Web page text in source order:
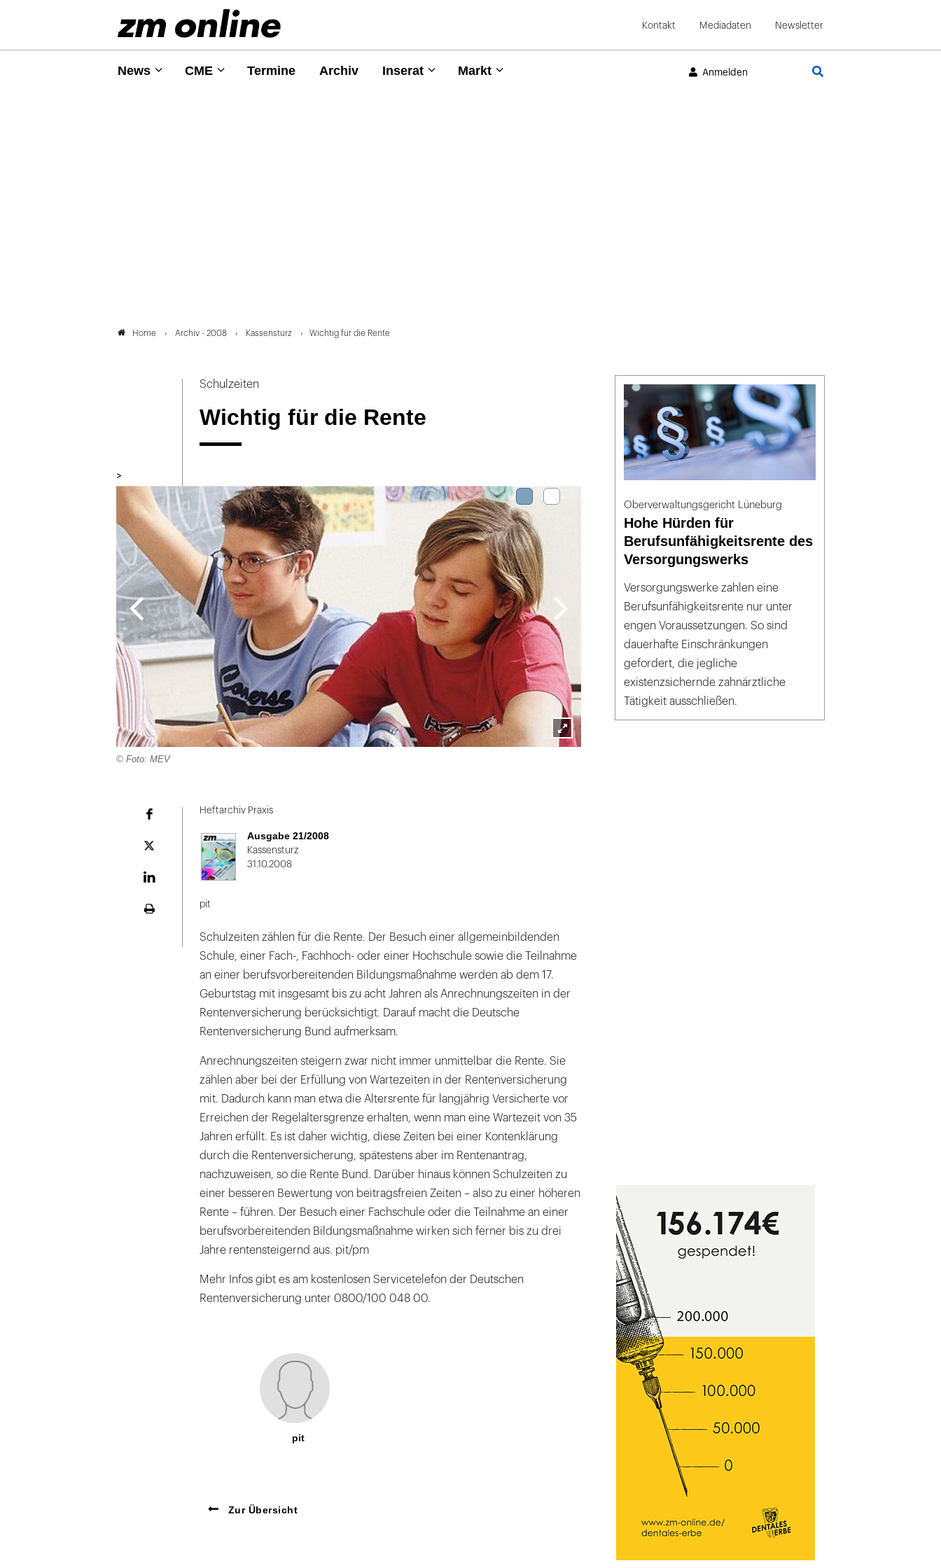
Kontakt Mediadaten Newsletter
News CME Termine Archiv Inserat Markt Anmelden
Home Archiv - 2008 Kassensturz Wichtig für die Rente
Schulzeiten
Wichtig für die Rente
>
Lightbox
© Foto: MEV
Plattform
Heftarchiv Praxis
Ausgabe 21/2008
Kassensturz
31.10.2008
pit
Schulzeiten zählen für die Rente. Der Besuch einer allgemeinbildenden
Schule, einer Fach-, Fachhoch- oder einer Hochschule sowie die Teilnahme
an einer berufsvorbereitenden Bildungsmaßnahme werden ab dem 17.
Geburtstag mit insgesamt bis zu acht Jahren als Anrechnungszeiten in der
Rentenversicherung berücksichtigt. Darauf macht die Deutsche
Rentenversicherung Bund aufmerksam.
Anrechnungszeiten steigern zwar nicht immer unmittelbar die Rente. Sie
zählen aber bei der Erfüllung von Wartezeiten in der Rentenversicherung
mit. Dadurch kann man etwa die Altersrente für langjährig Versicherte vor
Erreichen der Regelaltersgrenze erhalten, wenn man eine Wartezeit von 35
Jahren erfüllt. Es ist daher wichtig, diese Zeiten bei einer Kontenklärung
durch die Rentenversicherung, spätestens aber im Rentenantrag,
nachzuweisen, so die Rente Bund. Darüber hinaus können Schulzeiten zu
einer besseren Bewertung von beitragsfreien Zeiten – also zu einer höheren
Rente – führen. Der Besuch einer Fachschule oder die Teilnahme an einer
berufsvorbereitenden Bildungsmaßnahme wirken sich ferner bis zu drei
Jahre rentensteigernd aus. pit/pm
Mehr Infos gibt es am kostenlosen Servicetelefon der Deutschen
Rentenversicherung unter 0800/100 048 00.
pit
Zur Übersicht
Oberverwaltungsgericht Lüneburg
Hohe Hürden für
Berufsunfähigkeitsrente des
Versorgungswerks
Versorgungswerke zahlen eine
Berufsunfähigkeitsrente nur unter
engen Voraussetzungen. So sind
dauerhafte Einschränkungen
gefordert, die jegliche
existenzsichernde zahnärztliche
Tätigkeit ausschließen.